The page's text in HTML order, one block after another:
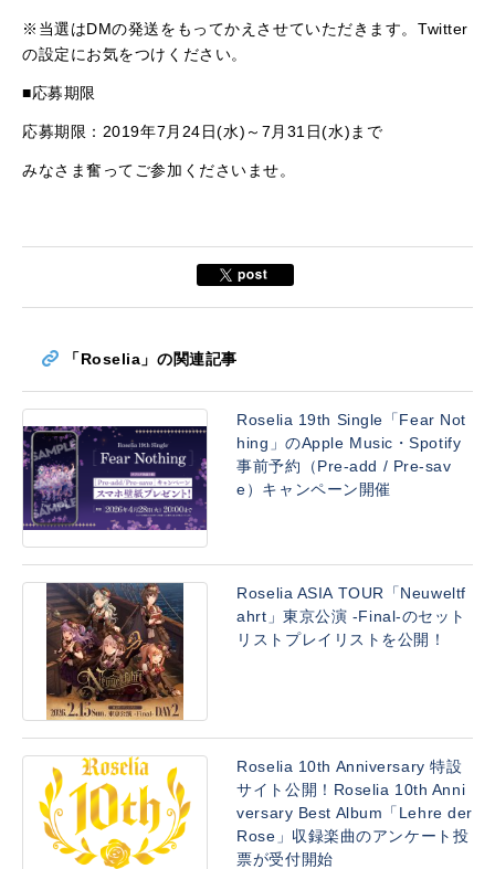
※当選はDMの発送をもってかえさせていただきます。Twitter
の設定にお気をつけください。
■応募期限
応募期限：2019年7月24日(水)～7月31日(水)まで
みなさま奮ってご参加くださいませ。
「Roselia」の関連記事
Roselia 19th Single「Fear Not
hing」のApple Music・Spotify
事前予約（Pre-add / Pre-sav
e）キャンペーン開催
Roselia ASIA TOUR「Neuweltf
ahrt」東京公演 -Final-のセット
リストプレイリストを公開！
Roselia 10th Anniversary 特設
サイト公開！Roselia 10th Anni
versary Best Album「Lehre der
Rose」収録楽曲のアンケート投
票が受付開始